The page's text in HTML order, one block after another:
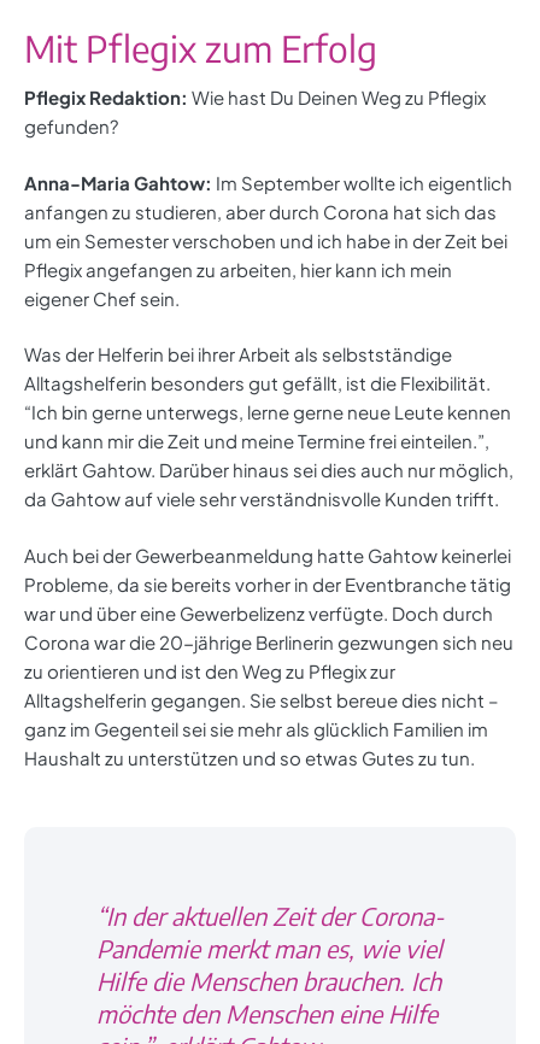
Mit Pflegix zum Erfolg
Pflegix Redaktion: Wie hast Du Deinen Weg zu Pflegix
gefunden?
Anna-Maria Gahtow: Im September wollte ich eigentlich
anfangen zu studieren, aber durch Corona hat sich das
um ein Semester verschoben und ich habe in der Zeit bei
Pflegix angefangen zu arbeiten, hier kann ich mein
eigener Chef sein.
Was der Helferin bei ihrer Arbeit als selbstständige
Alltagshelferin besonders gut gefällt, ist die Flexibilität.
“Ich bin gerne unterwegs, lerne gerne neue Leute kennen
und kann mir die Zeit und meine Termine frei einteilen.”,
erklärt Gahtow. Darüber hinaus sei dies auch nur möglich,
da Gahtow auf viele sehr verständnisvolle Kunden trifft.
Auch bei der Gewerbeanmeldung hatte Gahtow keinerlei
Probleme, da sie bereits vorher in der Eventbranche tätig
war und über eine Gewerbelizenz verfügte. Doch durch
Corona war die 20-jährige Berlinerin gezwungen sich neu
zu orientieren und ist den Weg zu Pflegix zur
Alltagshelferin gegangen. Sie selbst bereue dies nicht –
ganz im Gegenteil sei sie mehr als glücklich Familien im
Haushalt zu unterstützen und so etwas Gutes zu tun.
“In der aktuellen Zeit der Corona-
Pandemie merkt man es, wie viel
Hilfe die Menschen brauchen. Ich
möchte den Menschen eine Hilfe